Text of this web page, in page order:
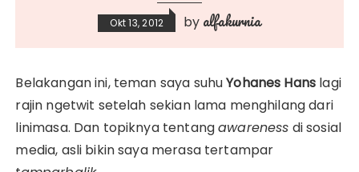
Okt 13, 2012 by alfakurnia
Belakangan ini, teman saya suhuYohanes Hans lagi
rajin ngetwit setelah sekian lama menghilang dari
linimasa. Dan topiknya tentangawareness di sosial
media, asli bikin saya merasa tertampar